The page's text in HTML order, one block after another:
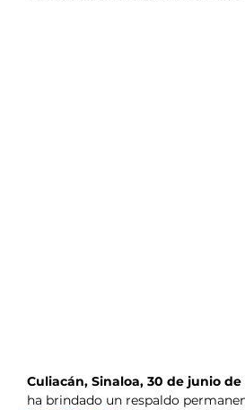
Culiacán, Sinaloa, 30 de junio de
ha brindado un respaldo